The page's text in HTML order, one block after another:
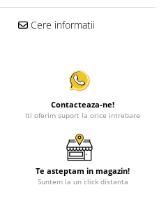
Cere informatii
Contacteaza-ne!
Iti oferim suport la orice intrebare
Te asteptam in magazin!
Suntem la un click distanta